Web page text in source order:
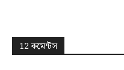
12 কমেন্টস